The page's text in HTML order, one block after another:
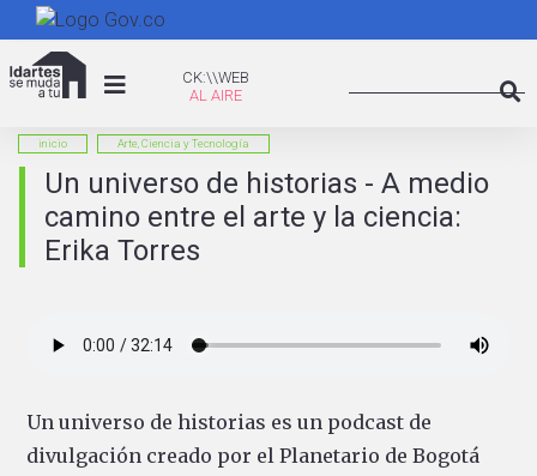
al
CK:\WEB
CK:\\WEB
inicio Arte, Ciencia y Tecnología
Un universo de historias - A medio
camino entre el arte y la ciencia:
Erika Torres
Un universo de historias es un podcast de
divulgación creado por el Planetario de Bogotá